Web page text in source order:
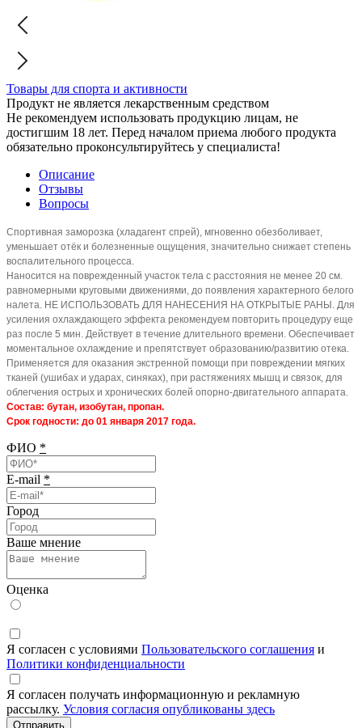
Товары для спорта и активности
Продукт не является лекарственным средством
Не рекомендуем использовать продукцию лицам, не
достигшим 18 лет. Перед началом приема любого продукта
обязательно проконсультируйтесь у специалиста!
Описание
Отзывы
Вопросы
Спортивная заморозка (хладагент спрей), мгновенно обезболивает,
уменьшает отёк и болезненные ощущения, значительно снижает степень
воспалительного процесса.
Наносится на поврежденный участок тела с расстояния не менее 20 см.
равномерными круговыми движениями, до появления характерного белого
налета. НЕ ИСПОЛЬЗОВАТЬ ДЛЯ НАНЕСЕНИЯ НА ОТКРЫТЫЕ РАНЫ. Для
усиления охлаждающего эффекта рекомендуем повторить процедуру еще
раз после 5 мин. Действует в течение длительного времени. Обеспечивает
моментальное охлаждение и препятствует образованию/развитию отека.
Применяется для оказания экстренной помощи при повреждении мягких
тканей (ушибах и ударах, синяках), при растяжениях мышц и связок, для
облегчения острых и хронических болей опорно-двигательного аппарата.
Состав: бутан, изобутан, пропан.
Срок годности: до 01 января 2017 года.
ФИО *
E-mail *
Город
Ваше мнение
Оценка
Я согласен с условиями Пользовательского соглашения и
Политики конфиденциальности
Я согласен получать информационную и рекламную
рассылку. Условия согласия опубликованы здесь
Отправить